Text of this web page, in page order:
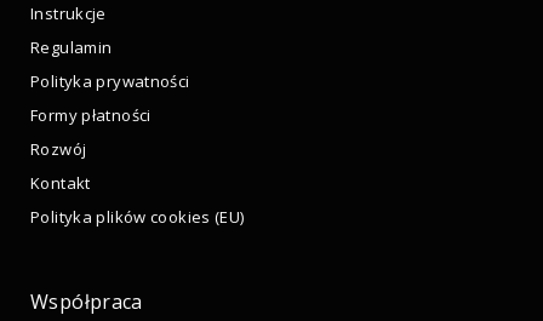
Instrukcje
Regulamin
Polityka prywatności
Formy płatności
Rozwój
Kontakt
Polityka plików cookies (EU)
Współpraca